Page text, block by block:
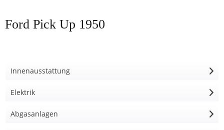
Ford Pick Up 1950
Innenausstattung
Elektrik
Abgasanlagen